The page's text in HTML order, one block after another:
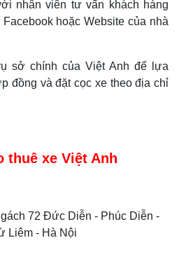
nhân viên tư vấn khách hàng
hoặc Website của nhà
sở chính của Việt Anh để lựa
đồng và đặt cọc xe theo địa chỉ
thuê xe Việt Anh
72 Đức Diễn - Phúc Diễn -
Liêm - Hà Nội